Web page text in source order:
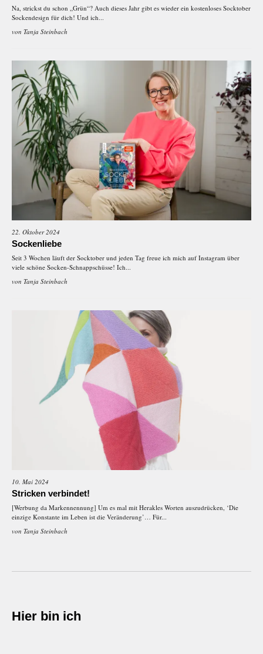
Na, strickst du schon „Grün“? Auch dieses Jahr gibt es wieder ein kostenloses Socktober
Sockendesign für dich! Und ich...
von Tanja Steinbach
22. Oktober 2024
Sockenliebe
Seit 3 Wochen läuft der Socktober und jeden Tag freue ich mich auf Instagram über
viele schöne Socken-Schnappschüsse! Ich...
von Tanja Steinbach
10. Mai 2024
Stricken verbindet!
[Werbung da Markennennung] Um es mal mit Herakles Worten auszudrücken, ‘Die
einzige Konstante im Leben ist die Veränderung’… Für...
von Tanja Steinbach
Hier bin ich